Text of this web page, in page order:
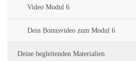
Video Modul 6
Dein Bonusvideo zum Modul 6
Deine begleitenden Materialien